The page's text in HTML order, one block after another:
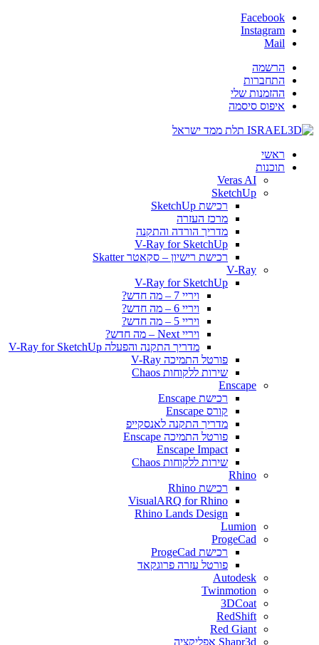
Facebook
Instagram
Mail
הרשמה
התחברות
ההזמנות שלי
איפוס סיסמה
ראשי
תוכנות
Veras AI
SketchUp
רכישת SketchUp
מרכז העזרה
מדריך הורדה והתקנה
V-Ray for SketchUp
רכישת רישיון – סקאטר Skatter
V-Ray
V-Ray for SketchUp
ויריי 7 – מה חדש?
ויריי 6 – מה חדש?
ויריי 5 – מה חדש?
ויריי Next – מה חדש?
מדריך התקנה והפעלה V-Ray for SketchUp
פורטל התמיכה V-Ray
שירות ללקוחות Chaos
Enscape
רכישת Enscape
קורס Enscape
מדריך התקנה לאנסקייפ
פורטל התמיכה Enscape
Enscape Impact
שירות ללקוחות Chaos
Rhino
רכישת Rhino
VisualARQ for Rhino
Rhino Lands Design
Lumion
ProgeCad
רכישת ProgeCad
פורטל עזרה פרוגקאד
Autodesk
Twinmotion
3DCoat
RedShift
Red Giant
Shapr3d אפליקציה